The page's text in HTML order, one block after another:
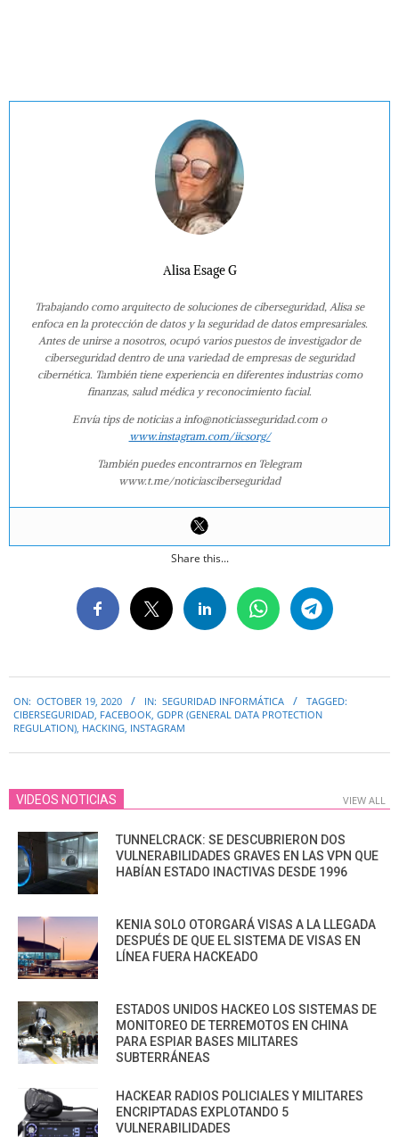
Alisa Esage G
Trabajando como arquitecto de soluciones de ciberseguridad, Alisa se
enfoca en la protección de datos y la seguridad de datos empresariales.
Antes de unirse a nosotros, ocupó varios puestos de investigador de
ciberseguridad dentro de una variedad de empresas de seguridad
cibernética. También tiene experiencia en diferentes industrias como
finanzas, salud médica y reconocimiento facial.
Envía tips de noticias a info@noticiasseguridad.com o
www.instagram.com/iicsorg/
También puedes encontrarnos en Telegram
www.t.me/noticiasciberseguridad
Share this...
10-
19
ON: OCTOBER 19, 2020 IN: SEGURIDAD INFORMÁTICA
TAGGED:
CIBERSEGURIDAD, FACEBOOK, GDPR (GENERAL DATA PROTECTION
REGULATION), HACKING, INSTAGRAM
VIDEOS NOTICIAS VIEW ALL
TUNNELCRACK: SE DESCUBRIERON DOS
VULNERABILIDADES GRAVES EN LAS VPN QUE
HABÍAN ESTADO INACTIVAS DESDE 1996
KENIA SOLO OTORGARÁ VISAS A LA LLEGADA
DESPUÉS DE QUE EL SISTEMA DE VISAS EN
LÍNEA FUERA HACKEADO
ESTADOS UNIDOS HACKEO LOS SISTEMAS DE
MONITOREO DE TERREMOTOS EN CHINA
PARA ESPIAR BASES MILITARES
SUBTERRÁNEAS
HACKEAR RADIOS POLICIALES Y MILITARES
ENCRIPTADAS EXPLOTANDO 5
VULNERABILIDADES